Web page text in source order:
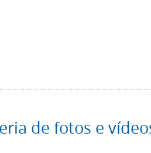
de fotos e